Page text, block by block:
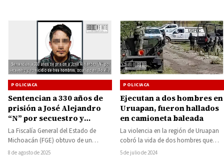
POLICIACA
Sentencian a 330 años de
prisión a José Alejandro
“N” por secuestro y
homicidio de tres
hombres, ocurrido en
Morelia
La Fiscalía General del Estado de
Michoacán (FGE) obtuvo de un
Tribunal de Enjuiciamiento sentencia
8 de agosto de 2025
POLICIACA
Ejecutan a dos hombres en
Uruapan, fueron hallados
en camioneta baleada
La violencia en la región de Uruapan
cobró la vida de dos hombres que
fueron encontrados ejecutados al…
5 de julio de 2024